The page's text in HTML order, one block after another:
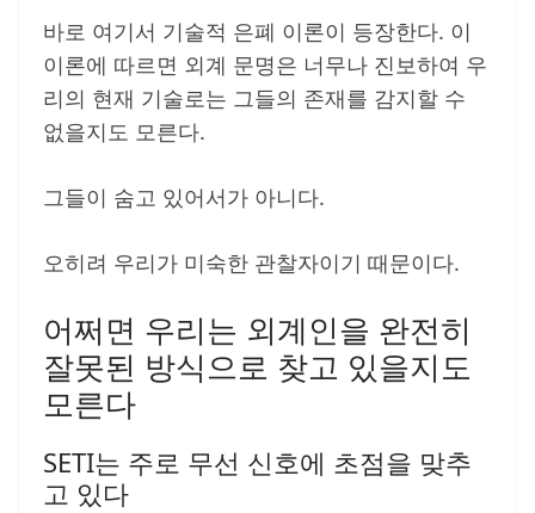
바로 여기서 기술적 은폐 이론이 등장한다. 이
이론에 따르면 외계 문명은 너무나 진보하여 우
리의 현재 기술로는 그들의 존재를 감지할 수
없을지도 모른다.
그들이 숨고 있어서가 아니다.
오히려 우리가 미숙한 관찰자이기 때문이다.
어쩌면 우리는 외계인을 완전히
잘못된 방식으로 찾고 있을지도
모른다
SETI는 주로 무선 신호에 초점을 맞추
고 있다